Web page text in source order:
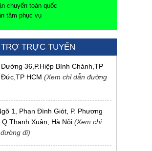
chuyển toàn quốc
tâm phục vụ
TRỰC TUYẾN
Đường 36,P.Hiệp Bình Chánh,TP
HCM (Xem chỉ dẫn đường
1, Phan Đình Giót, P. Phương
Q.Thanh Xuân, Hà Nội (Xem chỉ
đi)